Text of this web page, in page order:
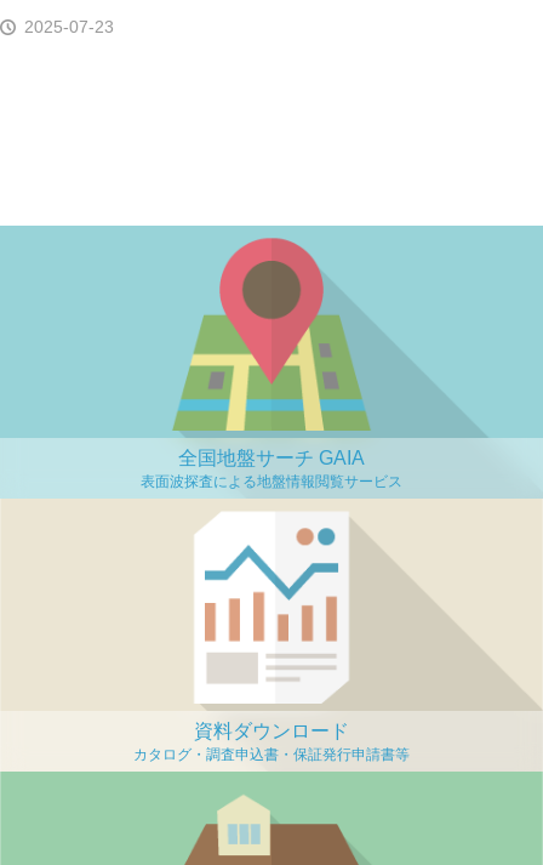
2025-07-23
全国地盤サーチ GAIA
資料ダウンロード